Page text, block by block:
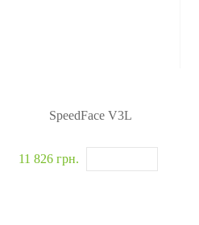
SpeedFace V3L
11 826 грн.